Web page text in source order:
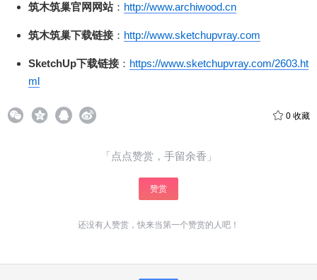
筑木筑巢官网网站： http://www.archiwood.cn
筑木筑巢下载链接 ： http://www.sketchupvray.com
SketchUp下载链接 ： https://www.sketchupvray.com/2603.ht
ml
0 收藏
「点点赞赏，手留余香」
赞赏
还没有人赞赏，快来当第一个赞赏的人吧！
给少校-LA打赏
2 元
50 元
¥